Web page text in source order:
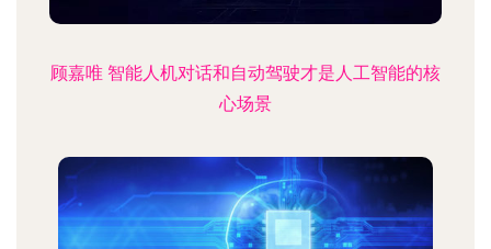
顾嘉唯 智能人机对话和自动驾驶才是人工智能的核
心场景